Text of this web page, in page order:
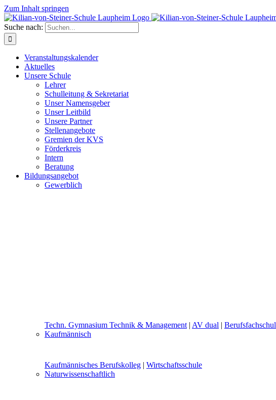
Zum Inhalt springen
Suche nach:
Veranstaltungskalender
Aktuelles
Unsere Schule
Lehrer
Schulleitung & Sekretariat
Unser Namensgeber
Unser Leitbild
Unsere Partner
Stellenangebote
Gremien der KVS
Förderkreis
Intern
Beratung
Bildungsangebot
Gewerblich
Techn. Gymnasium Technik & Management | AV dual |
Kaufmännisch
Kaufmännisches Berufskolleg | Wirtschaftsschule
Naturwissenschaftlich